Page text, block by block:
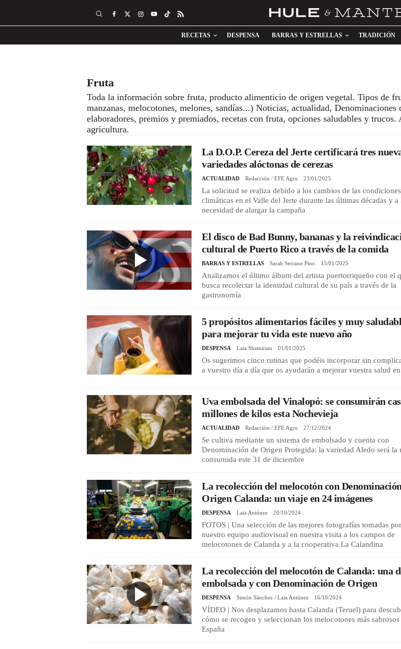
RECETAS DESPENSA BARRAS Y ESTRELLAS TRADICIÓN
Fruta
Toda la información sobre fruta, producto alimenticio de origen vegetal. Tipos de
manzanas, melocotones, melones, sandías...) Noticias, actualidad, Denominaciones
elaboradores, premios y premiados, recetas con fruta, opciones saludables y
agricultura.
La D.O.P. Cereza del Jerte certificará tres
variedades alóctonas de cerezas
ACTUALIDAD Redacción / EFE Agro 23/01/2025
La solicitud se realiza debido a los cambios de las condiciones
climáticas en el Valle del Jerte durante las últimas décadas y a
necesidad de alargar la campaña
El disco de Bad Bunny, bananas y la
cultural de Puerto Rico a través de la comida
BARRAS Y ESTRELLAS Sarah Serrano Pino 15/01/2025
Analizamos el último álbum del artista puertorriqueño con el
busca recolectar la identidad cultural de su país a través de la
gastronomía
5 propósitos alimentarios fáciles y muy
para mejorar tu vida este nuevo año
DESPENSA Laia Shamirian 01/01/2025
Os sugerimos cinco rutinas que podéis incorporar sin
a vuestro día a día que os ayudarán a mejorar vuestra salud
Uva embolsada del Vinalopó: se consumirán
millones de kilos esta Nochevieja
ACTUALIDAD Redacción / EFE Agro 27/12/2024
Se cultiva mediante un sistema de embolsado y cuenta con
Denominación de Origen Protegida: la variedad Aledo será la
consumida este 31 de diciembre
La recolección del melocotón con
Origen Calanda: un viaje en 24 imágenes
DESPENSA Laia Antúnez 20/10/2024
FOTOS | Una selección de las mejores fotografías tomadas por
nuestro equipo audiovisual en nuestra visita a los campos de
melocotones de Calanda y a la cooperativa La Calandina
La recolección del melocotón de Calanda: una
embolsada y con Denominación de Origen
DESPENSA Simón Sánchez / Laia Antúnez 16/10/2024
VÍDEO | Nos desplazamos hasta Calanda (Teruel) para
cómo se recogen y seleccionan los melocotones más sabrosos
España